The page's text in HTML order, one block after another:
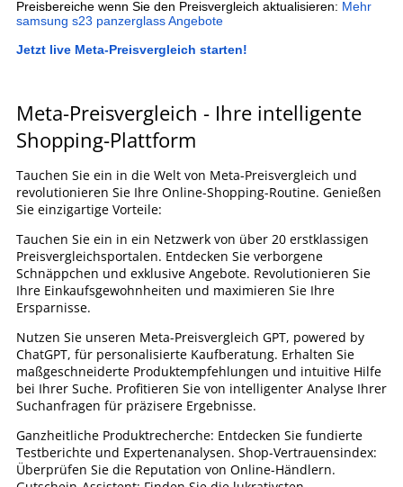
Preisbereiche wenn Sie den Preisvergleich aktualisieren: Mehr
samsung s23 panzerglass Angebote
Jetzt live Meta-Preisvergleich starten!
Meta-Preisvergleich - Ihre intelligente
Shopping-Plattform
Tauchen Sie ein in die Welt von Meta-Preisvergleich und
revolutionieren Sie Ihre Online-Shopping-Routine. Genießen
Sie einzigartige Vorteile:
Tauchen Sie ein in ein Netzwerk von über 20 erstklassigen
Preisvergleichsportalen. Entdecken Sie verborgene
Schnäppchen und exklusive Angebote. Revolutionieren Sie
Ihre Einkaufsgewohnheiten und maximieren Sie Ihre
Ersparnisse.
Nutzen Sie unseren Meta-Preisvergleich GPT, powered by
ChatGPT, für personalisierte Kaufberatung. Erhalten Sie
maßgeschneiderte Produktempfehlungen und intuitive Hilfe
bei Ihrer Suche. Profitieren Sie von intelligenter Analyse Ihrer
Suchanfragen für präzisere Ergebnisse.
Ganzheitliche Produktrecherche: Entdecken Sie fundierte
Testberichte und Expertenanalysen. Shop-Vertrauensindex:
Überprüfen Sie die Reputation von Online-Händlern.